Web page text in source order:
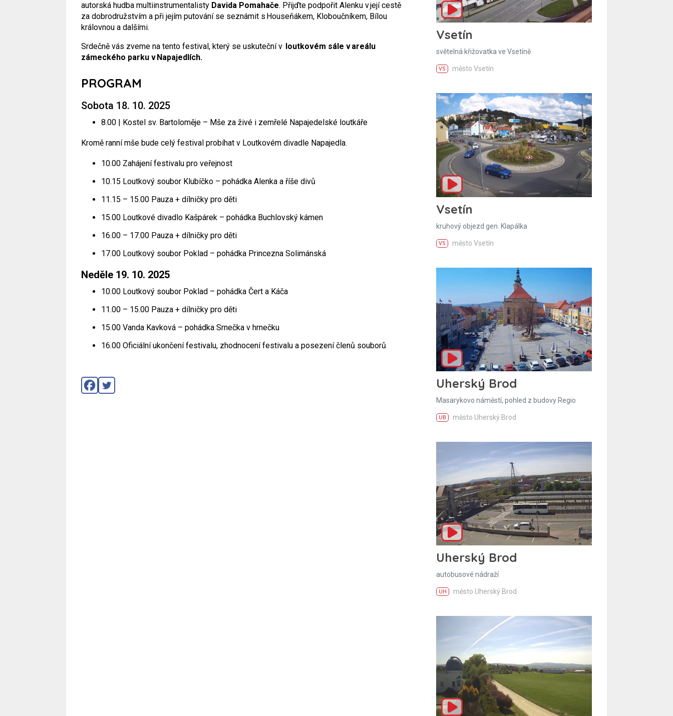
autorská hudba multiinstrumentalisty Davida Pomahače. Přijďte podpořit Alenku v její cestě
za dobrodružstvím a při jejím putování se seznámit s Houseňákem, Kloboučníkem, Bílou
královnou a dalšími.
Srdečně vás zveme na tento festival, který se uskuteční v loutkovém sále v areálu
zámeckého parku v Napajedlích.
PROGRAM
Sobota 18. 10. 2025
8.00 | Kostel sv. Bartoloměje – Mše za živé i zemřelé Napajedelské loutkáře
Kromě ranní mše bude celý festival probíhat v Loutkovém divadle Napajedla.
10.00 Zahájení festivalu pro veřejnost
10.15 Loutkový soubor Klubíčko – pohádka Alenka a říše divů
11.15 – 15.00 Pauza + dílničky pro děti
15.00 Loutkové divadlo Kašpárek – pohádka Buchlovský kámen
16.00 – 17.00 Pauza + dílničky pro děti
17.00 Loutkový soubor Poklad – pohádka Princezna Solimánská
Neděle 19. 10. 2025
10.00 Loutkový soubor Poklad – pohádka Čert a Káča
11.00 – 15.00 Pauza + dílničky pro děti
15.00 Vanda Kavková – pohádka Srnečka v hrnečku
16.00 Oficiální ukončení festivalu, zhodnocení festivalu a posezení členů souborů
Vsetín
světelná křižovatka ve Vsetíně
VS město Vsetín
Vsetín
kruhový objezd gen. Klapálka
VS město Vsetín
Uherský Brod
Masarykovo náměstí, pohled z budovy Regio
UB město Uherský Brod
Uherský Brod
autobusové nádraží
UH město Uherský Brod